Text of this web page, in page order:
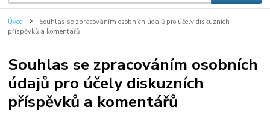
Úvod
Souhlas se zpracováním osobních údajů pro účely diskuzních
příspěvků a komentářů
Souhlas se zpracováním osobních
údajů pro účely diskuzních
příspěvků a komentářů